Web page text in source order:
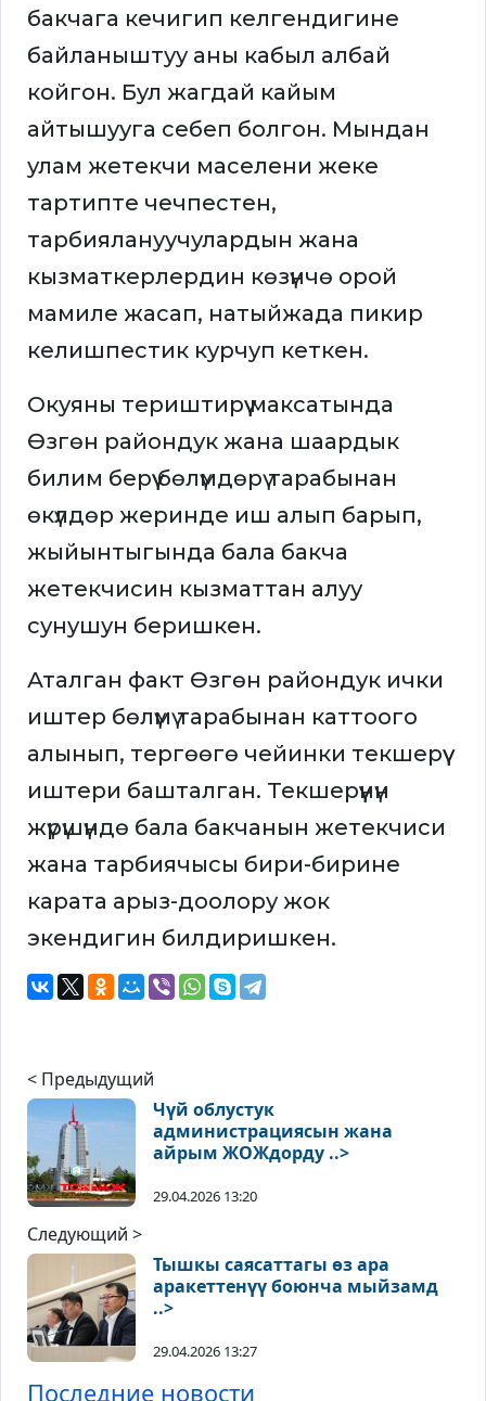
бакчага кечигип келгендигине
байланыштуу аны кабыл албай
койгон. Бул жагдай кайым
айтышууга себеп болгон. Мындан
улам жетекчи маселени жеке
тартипте чечпестен,
тарбиялануучулардын жана
кызматкерлердин көзүнчө орой
мамиле жасап, натыйжада пикир
келишпестик курчуп кеткен.
Окуяны териштирүү максатында
Өзгөн райондук жана шаардык
билим берүү бөлүмдөрү тарабынан
өкүлдөр жеринде иш алып барып,
жыйынтыгында бала бакча
жетекчисин кызматтан алуу
сунушун беришкен.
Аталган факт Өзгөн райондук ички
иштер бөлүмү тарабынан каттоого
алынып, тергөөгө чейинки текшерүү
иштери башталган. Текшерүүнүн
жүрүшүндө бала бакчанын жетекчиси
жана тарбиячысы бири-бирине
карата арыз-доолору жок
экендигин билдиришкен.
< Предыдущий
Чүй облустук
администрациясын жана
айрым ЖОЖдорду ..>
29.04.2026 13:20
Следующий >
Тышкы саясаттагы өз ара
аракеттенүү боюнча мыйзамд
..>
29.04.2026 13:27
Последние новости